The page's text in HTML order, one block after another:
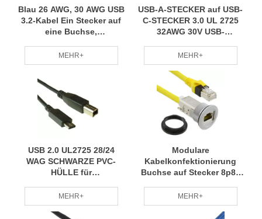
Blau 26 AWG, 30 AWG USB
3.2-Kabel Ein Stecker auf
eine Buchse,
MEHR+
USB-A-STECKER auf USB-
C-STECKER 3.0 UL 2725
32AWG 30V USB-
MEHR+
USB 2.0 UL2725 28/24
WAG SCHWARZE PVC-
HÜLLE für
Aufladen
MEHR+
Modulare
Kabelkonfektionierung
Buchse auf Stecker 8p8c
MEHR+